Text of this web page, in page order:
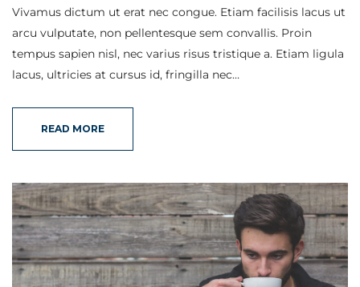
Vivamus dictum ut erat nec congue. Etiam facilisis lacus ut
arcu vulputate, non pellentesque sem convallis. Proin
tempus sapien nisl, nec varius risus tristique a. Etiam ligula
lacus, ultricies at cursus id, fringilla nec…
READ MORE